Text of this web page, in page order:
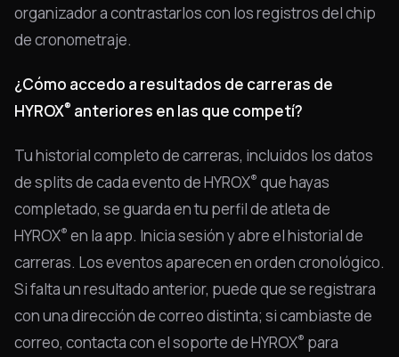
organizador a contrastarlos con los registros del chip
de cronometraje.
¿Cómo accedo a resultados de carreras de
HYROX® anteriores en las que competí?
Tu historial completo de carreras, incluidos los datos
de splits de cada evento de HYROX® que hayas
completado, se guarda en tu perfil de atleta de
HYROX® en la app. Inicia sesión y abre el historial de
carreras. Los eventos aparecen en orden cronológico.
Si falta un resultado anterior, puede que se registrara
con una dirección de correo distinta; si cambiaste de
correo, contacta con el soporte de HYROX® para